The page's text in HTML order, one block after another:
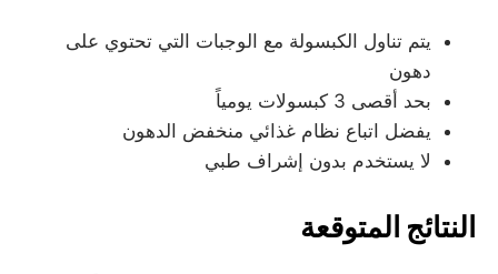
يتم تناول الكبسولة مع الوجبات التي تحتوي على
دهون
بحد أقصى 3 كبسولات يومياً
يفضل اتباع نظام غذائي منخفض الدهون
لا يستخدم بدون إشراف طبي
النتائج المتوقعة